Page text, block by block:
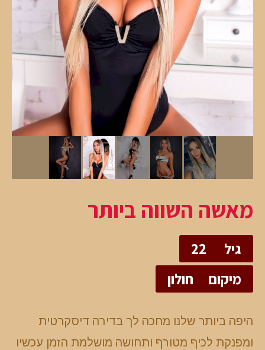
מאשה השווה ביותר
גיל
22
מיקום
חולון
היפה ביותר שלנו מחכה לך בדירה דיסקרטית
ומפנקת לכיף מטורף ותחושה מושלמת הזמן עכשיו